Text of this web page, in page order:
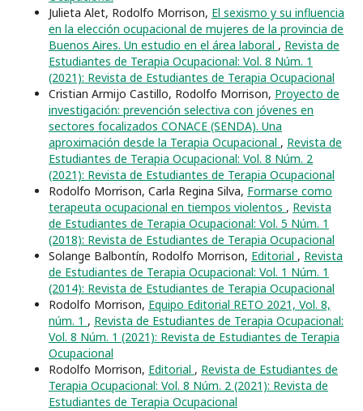
Julieta Alet, Rodolfo Morrison, El sexismo y su influencia
en la elección ocupacional de mujeres de la provincia de
Buenos Aires. Un estudio en el área laboral , Revista de
Estudiantes de Terapia Ocupacional: Vol. 8 Núm. 1
(2021): Revista de Estudiantes de Terapia Ocupacional
Cristian Armijo Castillo, Rodolfo Morrison, Proyecto de
investigación: prevención selectiva con jóvenes en
sectores focalizados CONACE (SENDA). Una
aproximación desde la Terapia Ocupacional , Revista de
Estudiantes de Terapia Ocupacional: Vol. 8 Núm. 2
(2021): Revista de Estudiantes de Terapia Ocupacional
Rodolfo Morrison, Carla Regina Silva, Formarse como
terapeuta ocupacional en tiempos violentos , Revista
de Estudiantes de Terapia Ocupacional: Vol. 5 Núm. 1
(2018): Revista de Estudiantes de Terapia Ocupacional
Solange Balbontín, Rodolfo Morrison, Editorial , Revista
de Estudiantes de Terapia Ocupacional: Vol. 1 Núm. 1
(2014): Revista de Estudiantes de Terapia Ocupacional
Rodolfo Morrison, Equipo Editorial RETO 2021, Vol. 8,
núm. 1 , Revista de Estudiantes de Terapia Ocupacional:
Vol. 8 Núm. 1 (2021): Revista de Estudiantes de Terapia
Ocupacional
Rodolfo Morrison, Editorial , Revista de Estudiantes de
Terapia Ocupacional: Vol. 8 Núm. 2 (2021): Revista de
Estudiantes de Terapia Ocupacional